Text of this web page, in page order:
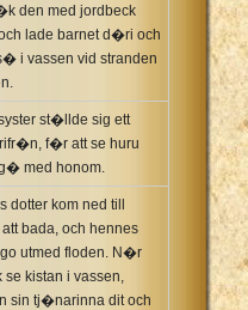
den med jordbeck
lade barnet d�ri och
i vassen vid stranden
st�llde sig ett
f�r att se huru
med honom.
dotter kom ned till
bada, och hennes
utmed floden. N�r
se kistan i vassen,
sin tj�narinna dit och